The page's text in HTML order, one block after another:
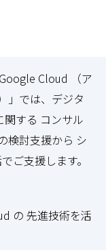
Cloud （ア
」では、デジタ
関する コンサル
検討支援から シ
ご支援します。
の 先進技術を活